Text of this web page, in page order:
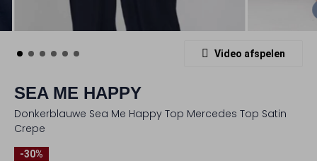
Video afspelen
SEA ME HAPPY
Donkerblauwe Sea Me Happy Top Mercedes Top Satin
Crepe
-30%